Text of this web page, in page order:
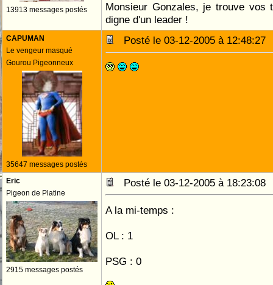
13913 messages postés
Monsieur Gonzales, je trouve vos
digne d'un leader !
CAPUMAN
Le vengeur masqué
Gourou Pigeonneux
35647 messages postés
Posté le 03-12-2005 à
Eric
Pigeon de Platine
2915 messages postés
Posté le 03-12-2005 à
A la mi-temps :
OL : 1
PSG : 0